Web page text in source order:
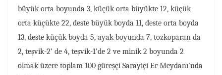
büyük orta boyunda 3, küçük orta büyükte 12, küçük
orta küçükte 22, deste büyük boyda 11, deste orta boyda
13, deste küçük boyda 5, ayak boyunda 7, tozkoparan da
2, teşvik-2’ de 4, teşvik-1’de 2 ve minik 2 boyunda 2
olmak üzere toplam 100 güreşçi Sarayiçi Er Meydanı’nda